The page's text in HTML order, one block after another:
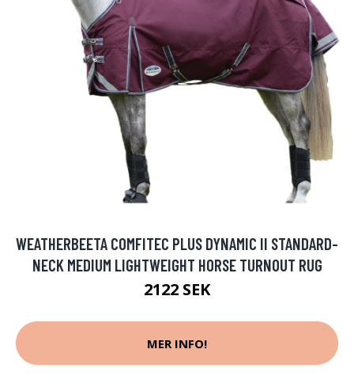
WEATHERBEETA COMFITEC PLUS DYNAMIC II STANDARD-
NECK MEDIUM LIGHTWEIGHT HORSE TURNOUT RUG
2122 SEK
MER INFO!